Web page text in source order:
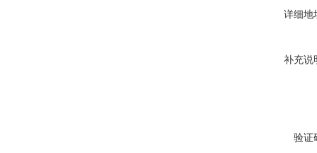
详细地
补充说
验证